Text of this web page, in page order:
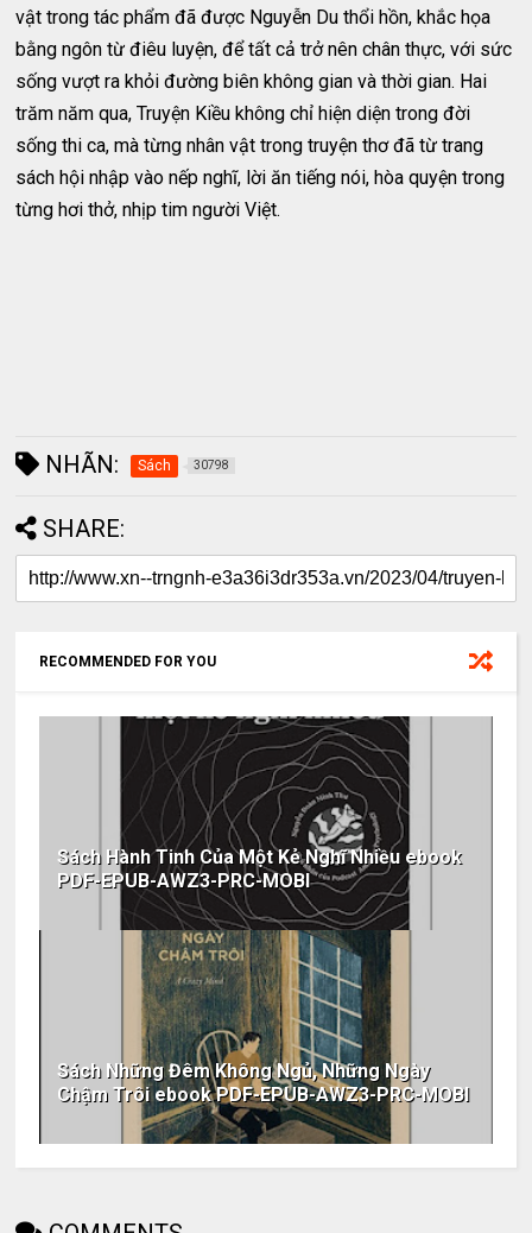
vật trong tác phẩm đã được Nguyễn Du thổi hồn, khắc họa
bằng ngôn từ điêu luyện, để tất cả trở nên chân thực, với sức
sống vượt ra khỏi đường biên không gian và thời gian. Hai
trăm năm qua, Truyện Kiều không chỉ hiện diện trong đời
sống thi ca, mà từng nhân vật trong truyện thơ đã từ trang
sách hội nhập vào nếp nghĩ, lời ăn tiếng nói, hòa quyện trong
từng hơi thở, nhịp tim người Việt.
NHÃN: Sách 30798
SHARE:
RECOMMENDED FOR YOU
Sách Hành Tinh Của Một Kẻ Nghĩ Nhiều ebook
PDF-EPUB-AWZ3-PRC-MOBI
Sách Những Đêm Không Ngủ, Những Ngày
Chậm Trôi ebook PDF-EPUB-AWZ3-PRC-MOBI